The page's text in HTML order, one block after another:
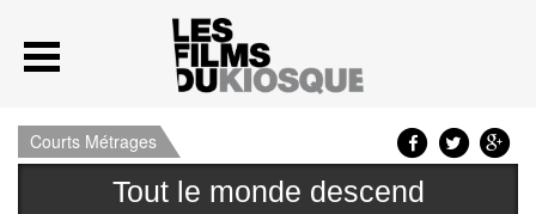
Courts Métrages
Tout le monde descend